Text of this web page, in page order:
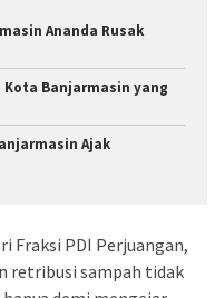
Ananda Rusak
Kota Banjarmasin yang
Ajak
Fraksi PDI Perjuangan,
retribusi sampah tidak